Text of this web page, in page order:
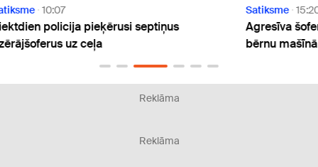
Satiksme
Agresīva šofera "lidojums" Zaķumuižā ar mazu
bērnu mašīnā beidzas ar kriminālprocesiem
Reklāma
Reklāma